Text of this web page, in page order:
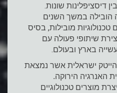
דיסציפלינות שונות.
הובילה במשך השנים
טכנולוגיות מובילות, בסיס
שיתופי פעולה עם
בארץ ובעולם.
ישראלית אשר נמצאת
האנרגיה הירוקה.
מוצרים טכנולוגיים